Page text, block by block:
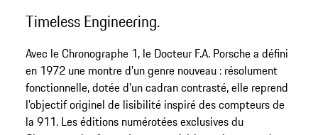
Timeless Engineering.
Avec le Chronographe 1, le Docteur F.A. Porsche a défini
en 1972 une montre d’un genre nouveau : résolument
fonctionnelle, dotée d'un cadran contrasté, elle reprend
l'objectif originel de lisibilité inspiré des compteurs de
la 911. Les éditions numérotées exclusives du